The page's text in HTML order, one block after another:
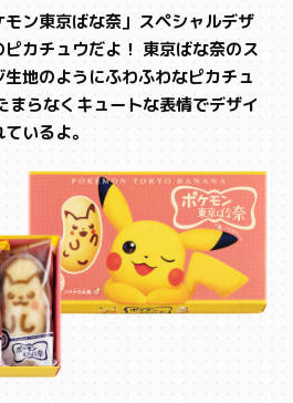
モン東京ばな奈」スペシャルデザ
ピカチュウだよ！ 東京ばな奈のス
生地のようにふわふわなピカチュ
まらなくキュートな表情でデザイ
いるよ。